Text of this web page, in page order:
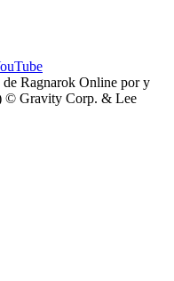
Ragnarok Online por y
© Gravity Corp. & Lee